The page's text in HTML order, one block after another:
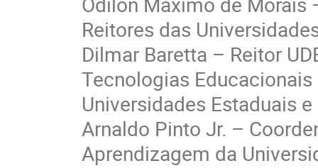
Reitores das
Dilmar Baretta – Reitor
Tecnologias
Universidades Estaduais
Arnaldo Pinto Jr. –
Aprendizagem da